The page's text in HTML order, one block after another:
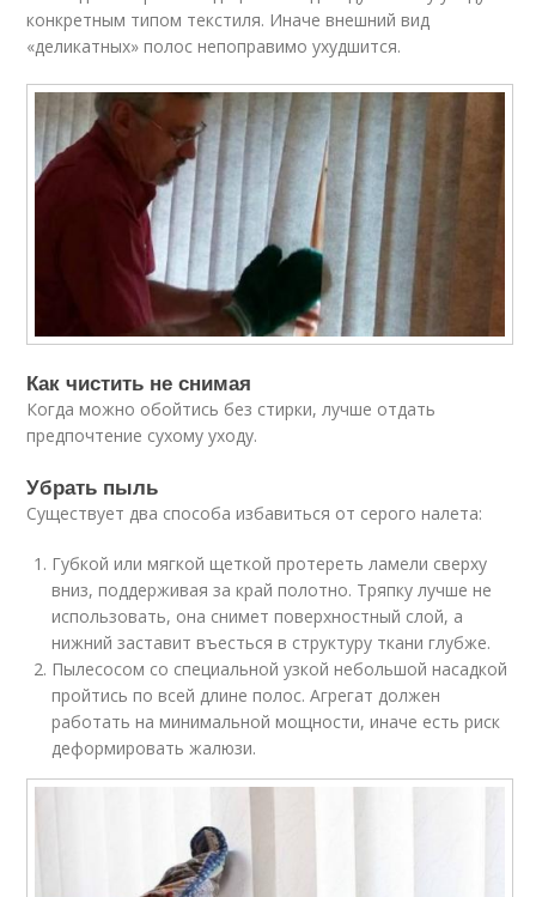
конкретным типом текстиля. Иначе внешний вид
«деликатных» полос непоправимо ухудшится.
Как чистить не снимая
Когда можно обойтись без стирки, лучше отдать
предпочтение сухому уходу.
Убрать пыль
Существует два способа избавиться от серого налета:
Губкой или мягкой щеткой протереть ламели сверху
вниз, поддерживая за край полотно. Тряпку лучше не
использовать, она снимет поверхностный слой, а
нижний заставит въесться в структуру ткани глубже.
Пылесосом со специальной узкой небольшой насадкой
пройтись по всей длине полос. Агрегат должен
работать на минимальной мощности, иначе есть риск
деформировать жалюзи.